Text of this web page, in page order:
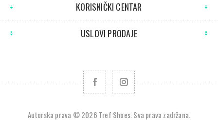
KORISNIČKI CENTAR
USLOVI PRODAJE
Autorska prava © 2026 Tref Shoes. Sva prava zadržana.